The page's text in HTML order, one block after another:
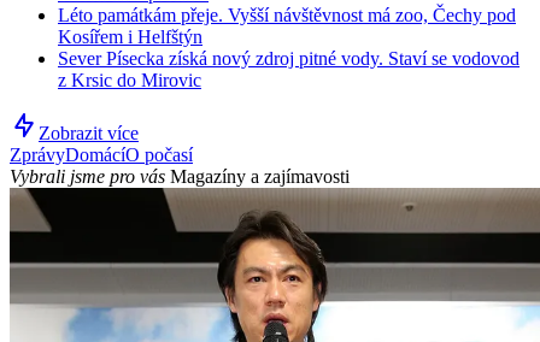
Léto památkám přeje. Vyšší návštěvnost má zoo, Čechy pod
Kosířem i Helfštýn
Sever Písecka získá nový zdroj pitné vody. Staví se vodovod
z Krsic do Mirovic
Zobrazit více
ZprávyDomácíO počasí
Vybrali jsme pro vás Magazíny a zajímavosti